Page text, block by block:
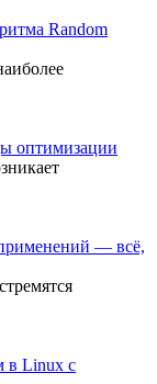
Random
оптимизации
— всё,
в Linux с